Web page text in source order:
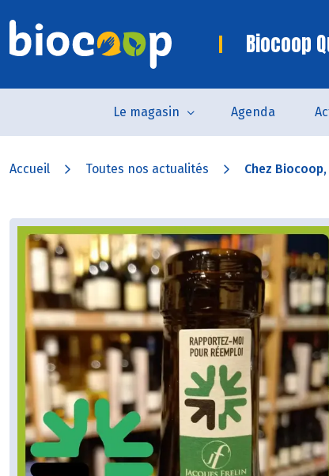
Biocoop
Le magasin Agenda
Accueil Toutes nos actualités Chez